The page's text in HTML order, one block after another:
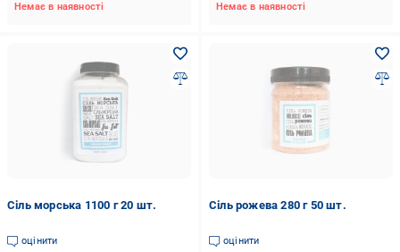
Немає в наявності Немає в наявності
Сіль морська 1100 г 20 шт.
оцінити
Сіль рожева 280 г 50 шт.
оцінити